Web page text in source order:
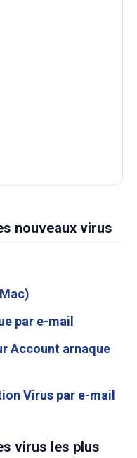
nouveaux virus
par e-mail
Account arnaque
Virus par e-mail
virus les plus